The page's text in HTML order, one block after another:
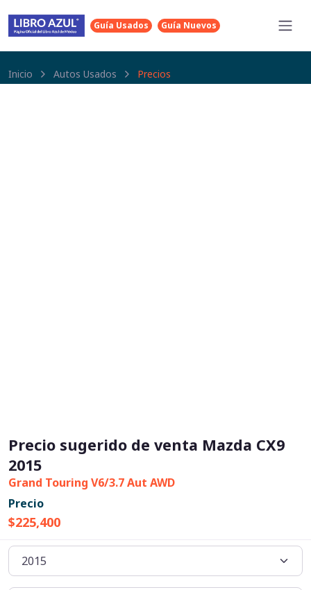
Guía Usados Guía Nuevos
Inicio Autos Usados Precios
Precio sugerido de venta Mazda CX9
2015
Grand Touring V6/3.7 Aut AWD
Precio
$225,400